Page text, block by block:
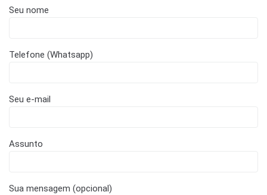
Seu nome
Telefone (Whatsapp)
Seu e-mail
Assunto
Sua mensagem (opcional)